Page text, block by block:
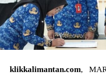
klikkalimantan.com,